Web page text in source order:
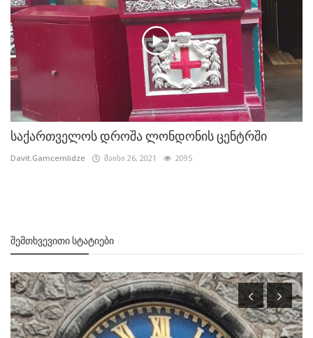
საქართველოს დროშა ლონდონის ცენტრში
Davit.Gamcemlidze მაისი 26, 2021 2095
ᲨᲔᲛᲗᲮᲕᲔᲕᲘᲗᲘ ᲡᲢᲐᲢᲘᲔᲑᲘ